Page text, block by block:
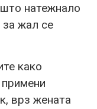
натежнало
за жал се
како
врз жената